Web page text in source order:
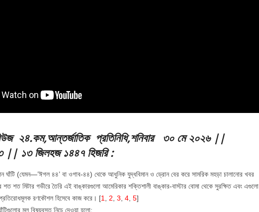
২৪.কম,আন্তর্জাতিক প্রতিনিধি,শনিবার ৩০ মে ২০২৬ ||
|| ১৩ জিলহজ ১৪৪৭ হিজরি:
ঘাঁটি (যেমন—’ঈগল ৪৪’ বা ওগাব-৪৪) থেকে আধুনিক যুদ্ধবিমান ও ড্রোন বের করে সামরিক মহড়া চালানোর খবর
শত শত মিটার গভীরে তৈরি এই বাঙ্কারগুলো আমেরিকার শক্তিশালী বাঙ্কার-বাস্টার বোমা থেকে সুরক্ষিত এবং এগুলো
প্রতিরোধমূলক রণকৌশল হিসেবে কাজ করে। [1 2 3 4, 5]
মূল বিষয়বস্তু নিচে দেওয়া হলো: